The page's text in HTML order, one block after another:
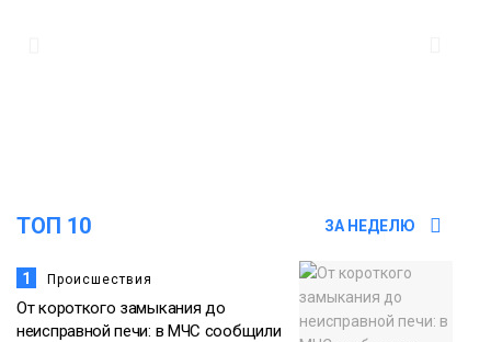
ТОП 10 ЗА НЕДЕЛЮ
1 Происшествия
От короткого замыкания до
неисправной печи: в МЧС сообщили